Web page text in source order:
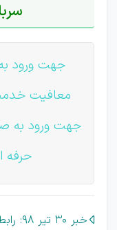
جهت ورود
معافیت
جهت ورود به
حرفه
خبر